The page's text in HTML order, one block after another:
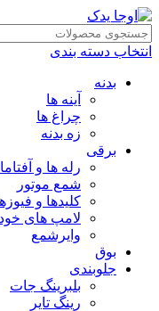
انتخاب دسته بندی
بدنه
آینه ها
چراغ ها
زه بدنه
برقی
رله ها و
شمع موتور
کلیدها و
لامپ های
وایرشمع
بوق
جلوبندی
بلبرینگ جات
رینگ تایر